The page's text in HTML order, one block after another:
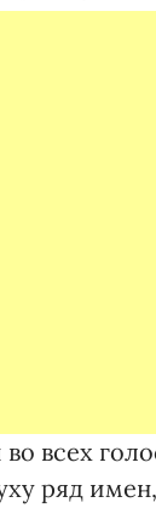
всех
ряд